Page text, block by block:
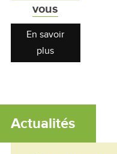
vous
En savoir
plus
Actualités